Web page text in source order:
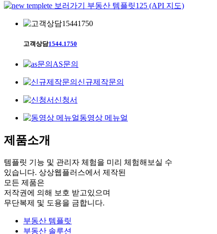
부동산 템플릿125 (API 지도)
고객상담1544.1750
AS문의
신규제작문의
신청서
동영상 메뉴얼
제품소개
템플릿 기능 및 관리자 체험을 미리 체험해보실 수
있습니다. 상상웹플러스에서 제작된
모든 제품은
저작권에 의해 보호 받고있으며
무단복제 및 도용을 금합니다.
부동산 템플릿
부동산 솔루션